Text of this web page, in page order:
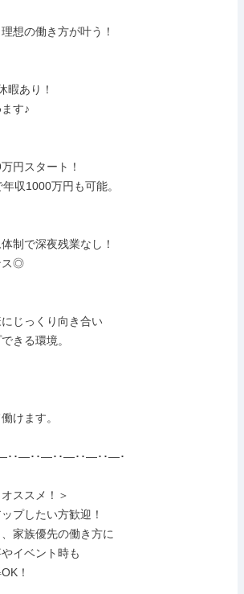
想の働き方が叶う！
暇あり！
す♪
円スタート！
収1000万円も可能。
制で深夜残業なし！
ス◎
じっくり向き合い
きる環境。
けます。
･･―･･―･･―･･―･･―･
ススメ！＞
プしたい方歓迎！
家族優先の働き方に
イベント時も
！